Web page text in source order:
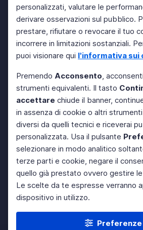
personalizzati, valutare le
derivare osservazioni sul pubblico.
prestare, rifiutare o revocare il tuo
incorrere in limitazioni sostanziali.
puoi visionare qui l'informativa sui
Premendo Acconsento,
strumenti equivalenti. Il tasto
accettare chiude il banner,
in assenza di cookie o altri
diversi da quelli tecnici e riceverai
personalizzata. Usa il pulsante
selezionare in modo analitico
terze parti e cookie, negare il
quello già prestato ovvero gestire
Le scelte da te espresse verranno
dispositivo in utilizzo.
Preferenze